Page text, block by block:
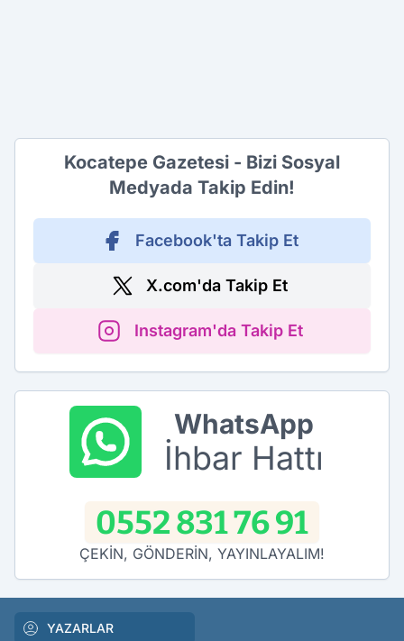
Kocatepe Gazetesi - Bizi Sosyal
Medyada Takip Edin!
Facebook'ta Takip Et
X.com'da Takip Et
Instagram'da Takip Et
WhatsApp
İhbar Hattı
0552 831 76 91
ÇEKİN, GÖNDERİN, YAYINLAYALIM!
YAZARLAR